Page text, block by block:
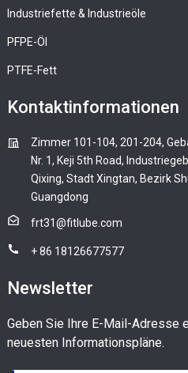
Industriefette & Industrieöle
PFPE-Öl
PTFE-Fett
Kontaktinformationen
Zimmer 101-104, 201-204,
Nr. 1, Keji 5th Road,
Qixing, Stadt Xingtan, Bezirk
Guangdong
frt31@fitlube.com
+ 86 18126677577
Newsletter
Geben Sie Ihre E-Mail-Adresse
neuesten Informationspläne.